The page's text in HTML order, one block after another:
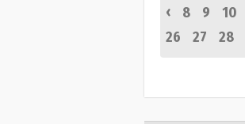
‹
8 9 10
26
27 28